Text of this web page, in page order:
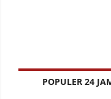
POPULER 24